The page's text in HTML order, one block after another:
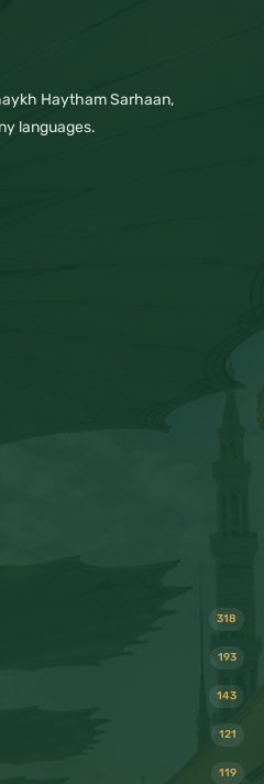
Haytham Sarhaan,
languages.
318
193
143
121
119